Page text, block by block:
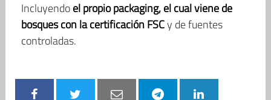
Incluyendoel propio packaging, el cual viene de
bosques con la certificación FSCy de fuentes
controladas.